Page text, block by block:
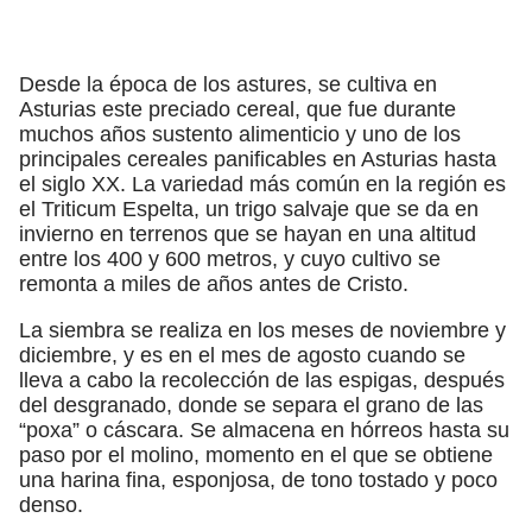
Desde la época de los astures, se cultiva en
Asturias este preciado cereal, que fue durante
muchos años sustento alimenticio y uno de los
principales cereales panificables en Asturias hasta
el siglo XX. La variedad más común en la región es
el Triticum Espelta, un trigo salvaje que se da en
invierno en terrenos que se hayan en una altitud
entre los 400 y 600 metros, y cuyo cultivo se
remonta a miles de años antes de Cristo.
La siembra se realiza en los meses de noviembre y
diciembre, y es en el mes de agosto cuando se
lleva a cabo la recolección de las espigas, después
del desgranado, donde se separa el grano de las
“poxa” o cáscara. Se almacena en hórreos hasta su
paso por el molino, momento en el que se obtiene
una harina fina, esponjosa, de tono tostado y poco
denso.